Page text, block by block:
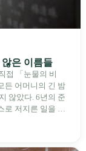
은 이름들
접 「눈물의 비
든 어머니의 긴 밤
않았다. 6년의 준
로 저지른 일을 기
안 사법 재판을